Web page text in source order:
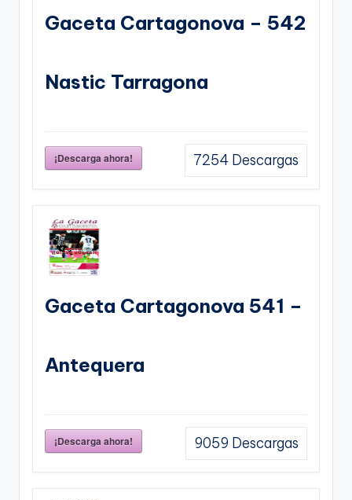
Gaceta Cartagonova – 542
Nastic Tarragona
¡Descarga ahora! 7254 Descargas
Gaceta Cartagonova 541 –
Antequera
¡Descarga ahora! 9059 Descargas